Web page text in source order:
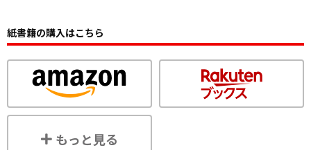
紙書籍の購入はこちら
もっと見る